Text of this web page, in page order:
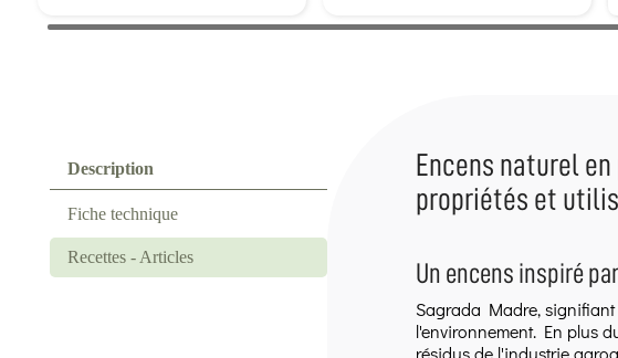
Description
Fiche technique
Recettes - Articles
Encens naturel
propriétés et
Un encens inspiré
Sagrada Madre, signifiant
l'environnement. En plus
résidus de l'industrie